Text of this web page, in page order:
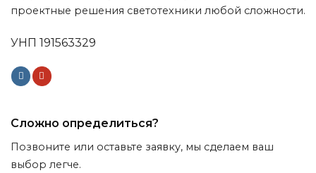
проектные решения светотехники любой сложности.
УНП 191563329
Сложно определиться?
Позвоните или оставьте заявку, мы сделаем ваш
выбор легче.